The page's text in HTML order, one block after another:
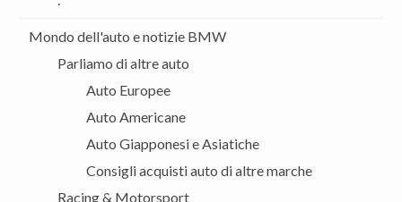
Mondo dell'auto e notizie BMW
Parliamo di altre auto
Auto Europee
Auto Americane
Auto Giapponesi e Asiatiche
Consigli acquisti auto di altre marche
Racing & Motorsport